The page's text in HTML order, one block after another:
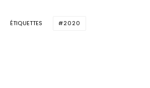
ÉTIQUETTES 2020